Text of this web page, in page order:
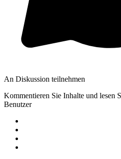
An Diskussion teilnehmen
Kommentieren Sie Inhalte und lesen
Benutzer